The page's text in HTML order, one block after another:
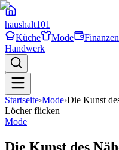
haushalt101
Küche
Mode Finanzen
Handwerk
Startseite›Mode›Die Kunst
Löcher flicken
Mode